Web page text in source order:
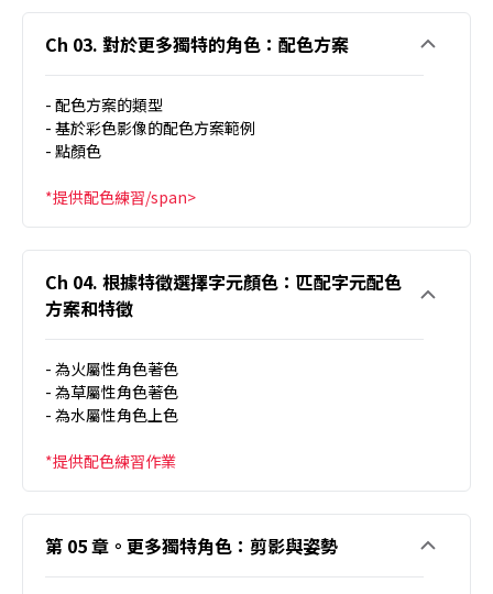
Ch 03. 對於更多獨特的角色：配色方案
- 配色方案的類型
- 基於彩色影像的配色方案範例
- 點顏色
*提供配色練習/span>
Ch 04. 根據特徵選擇字元顏色：匹配字元配色
方案和特徵
- 為火屬性角色著色
- 為草屬性角色著色
- 為水屬性角色上色
*提供配色練習作業
第 05 章。更多獨特角色：剪影與姿勢